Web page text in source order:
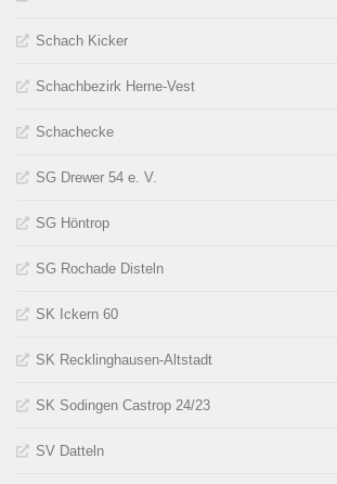
Schach Kicker
Schachbezirk Herne-Vest
Schachecke
SG Drewer 54 e. V.
SG Höntrop
SG Rochade Disteln
SK Ickern 60
SK Recklinghausen-Altstadt
SK Sodingen Castrop 24/23
SV Datteln